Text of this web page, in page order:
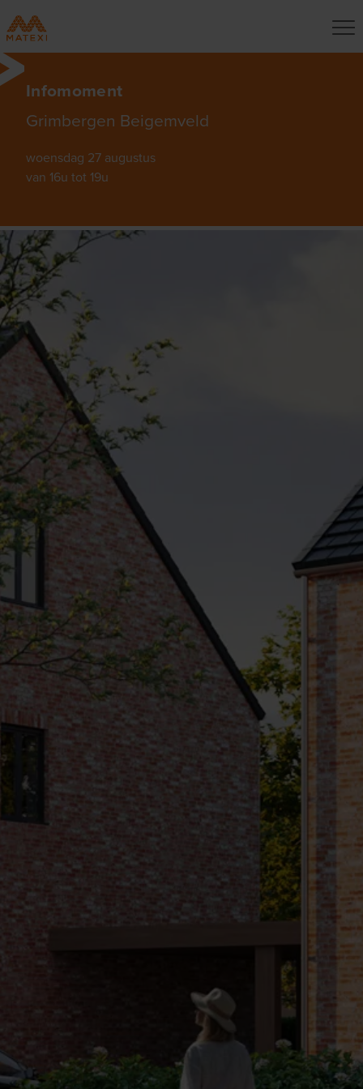
Infomoment
Grimbergen Beigemveld
woensdag 27 augustus
van 16u tot 19u